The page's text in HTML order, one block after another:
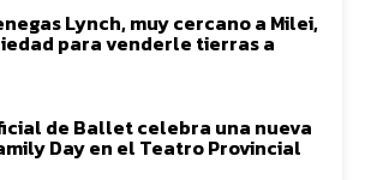
Lynch, muy cercano a Milei,
para venderle tierras a
de Ballet celebra una nueva
Day en el Teatro Provincial